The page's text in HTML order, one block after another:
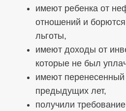
имеют ребенка от
отношений и
льготы,
имеют доходы от
которые не был
имеют перенесенный
предыдущих лет,
получили